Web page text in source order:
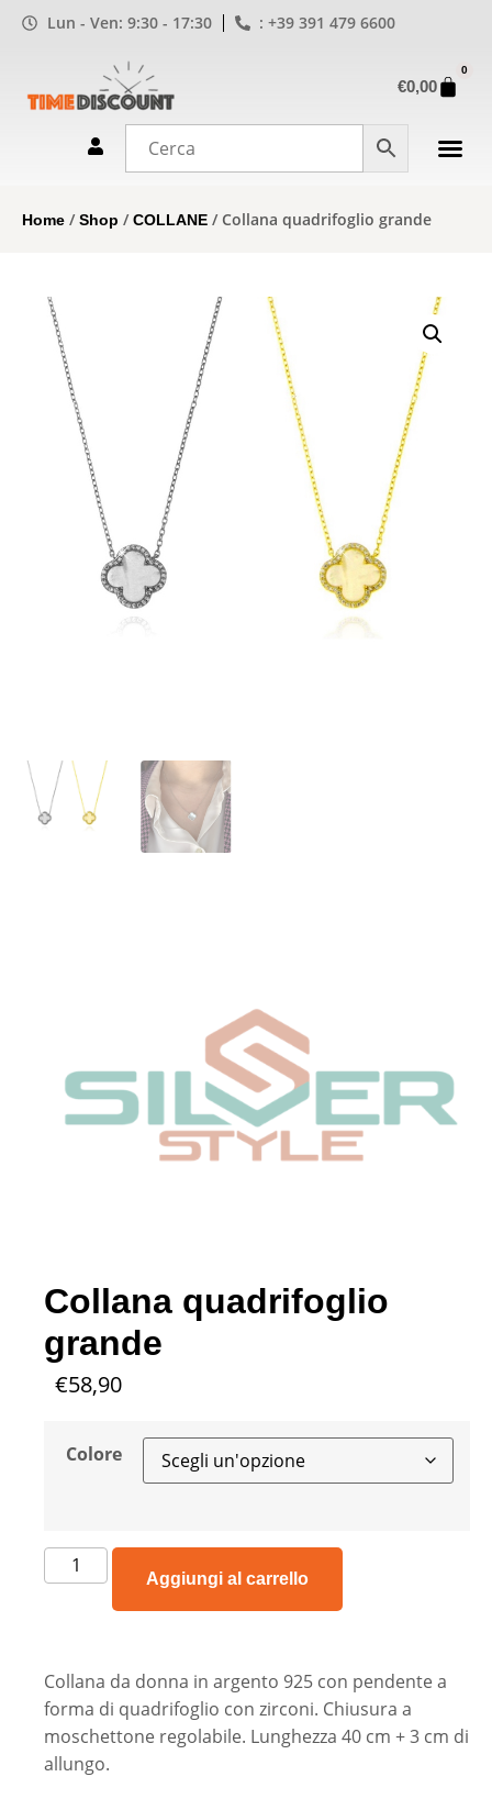
Lun - Ven: 9:30 - 17:30 : +39 391 479 6600
€0,00
0
Home /Shop /COLLANE / Collana quadrifoglio grande
Collana quadrifoglio
grande
€58,90
Colore
Aggiungi al carrello
Collana da donna in argento 925 con pendente a
forma di quadrifoglio con zirconi. Chiusura a
moschettone regolabile. Lunghezza 40 cm + 3 cm di
allungo.